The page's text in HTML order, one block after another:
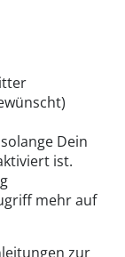
Dein
ist.
mehr auf
zur